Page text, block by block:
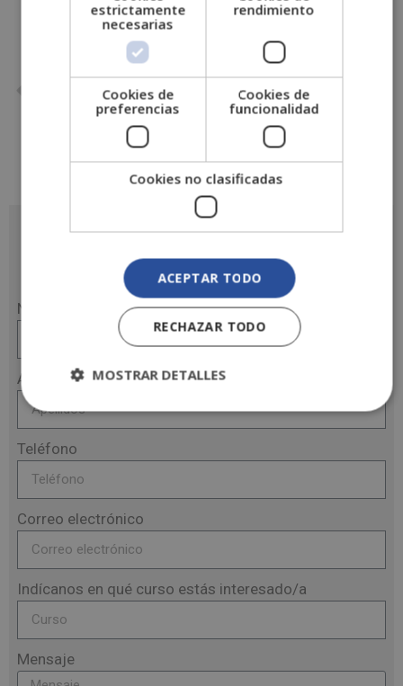
ANTERIOR SIGUIENTE
Solicita más información
Nombre
Apellidos
Teléfono
Correo electrónico
Indícanos en qué curso estás interesado/a
Mensaje
estrictamente
necesarias
rendimiento
Cookies de
preferencias
Cookies de
funcionalidad
Cookies no clasificadas
ACEPTAR TODO
RECHAZAR TODO
MOSTRAR DETALLES